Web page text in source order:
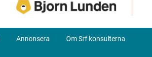
Annonsera Om Srf konsulterna